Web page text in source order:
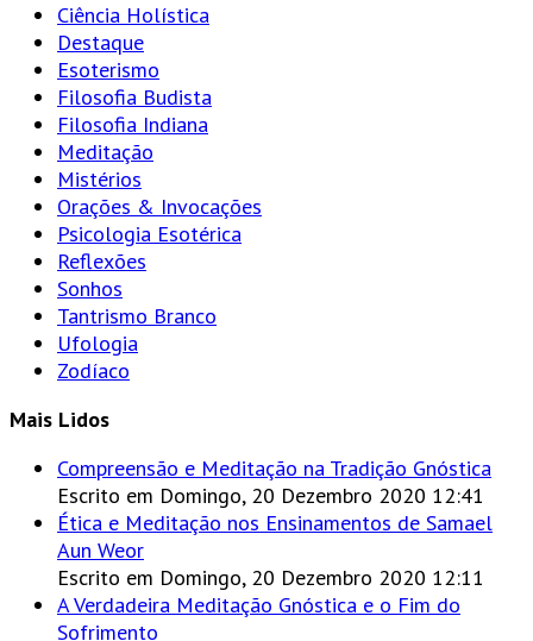
Ciência Holística
Destaque
Esoterismo
Filosofia Budista
Filosofia Indiana
Meditação
Mistérios
Orações & Invocações
Psicologia Esotérica
Reflexões
Sonhos
Tantrismo Branco
Ufologia
Zodíaco
Mais Lidos
Compreensão e Meditação na Tradição Gnóstica
Escrito em Domingo, 20 Dezembro 2020 12:41
Ética e Meditação nos Ensinamentos de Samael
Aun Weor
Escrito em Domingo, 20 Dezembro 2020 12:11
A Verdadeira Meditação Gnóstica e o Fim do
Sofrimento